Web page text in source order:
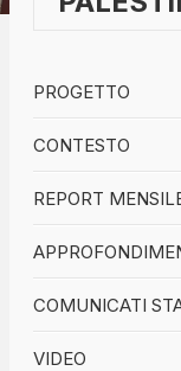
PROGETTO
CONTESTO
REPORT
COMUNICATI
VIDEO